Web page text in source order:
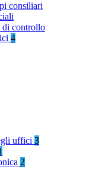
consiliari
di controllo
4
uffici 3
2